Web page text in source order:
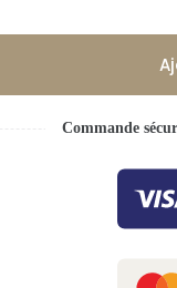
Commande